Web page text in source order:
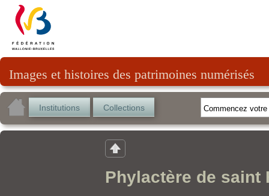
Images et histoires des patrimoines numérisés
Institutions Collections
Phylactère de saint